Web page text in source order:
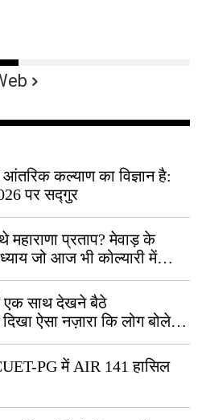
आंतरिक कल्याण का विज्ञान है:
पर सद्गुर
महाराणा प्रताप? मेवाड़ के
जो आज भी कोल्यारी में
एक साथ देखने बैठे
ऐसा नज़ारा कि लोग बोले,
सकते हैं”
PG में AIR 141 हासिल